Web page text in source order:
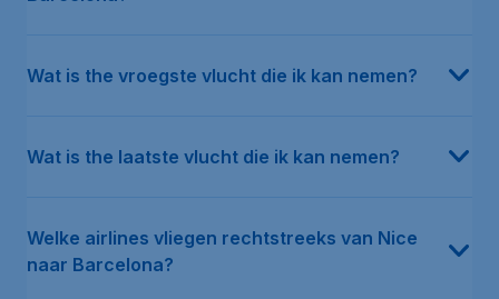
Wat is the vroegste vlucht die ik kan nemen?
Wat is the laatste vlucht die ik kan nemen?
Welke airlines vliegen rechtstreeks van Nice
naar Barcelona?